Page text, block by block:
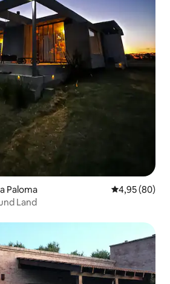
Paloma
4,95 (80)
Land